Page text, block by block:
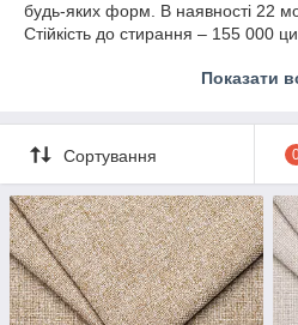
будь-яких форм. В наявності 22
Стійкість до стирання – 155 000
приймаються в онлайн-режимі та
10 см. Працюємо зі спеціалістами
дизайнерами, меблевими
Новою поштою.
Показати
Сортування